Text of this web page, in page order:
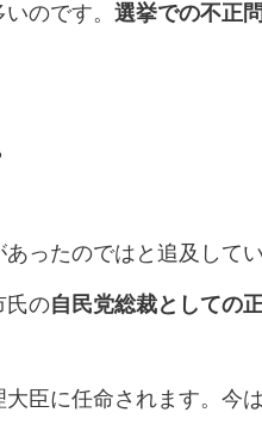
のです。 選挙での不正
ったのではと追及して
氏の自民党総裁としての
大臣に任命されます。今